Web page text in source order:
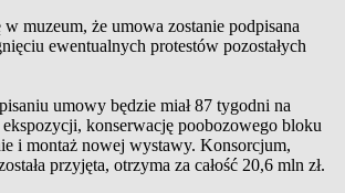
w muzeum, że umowa zostanie podpisana
ewentualnych protestów pozostałych
umowy będzie miał 87 tygodni na
konserwację poobozowego bloku
i montaż nowej wystawy. Konsorcjum,
przyjęta, otrzyma za całość 20,6 mln zł.